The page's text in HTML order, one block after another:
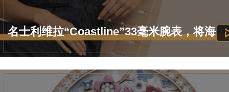
名士利维拉“Coastline”33毫米腕表，将海岸线戴在腕间